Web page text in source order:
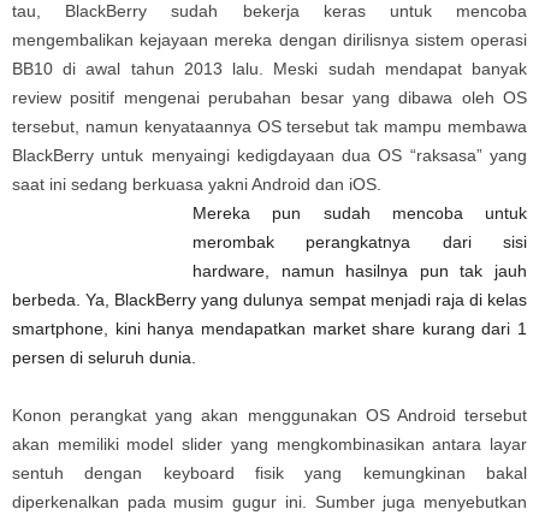
tau, BlackBerry sudah bekerja keras untuk mencoba
mengembalikan kejayaan mereka dengan dirilisnya sistem operasi
BB10 di awal tahun 2013 lalu. Meski sudah mendapat banyak
review positif mengenai perubahan besar yang dibawa oleh OS
tersebut, namun kenyataannya OS tersebut tak mampu membawa
BlackBerry untuk menyaingi kedigdayaan dua OS “raksasa” yang
saat ini sedang berkuasa yakni Android dan iOS.
Mereka pun sudah mencoba untuk
merombak perangkatnya dari sisi
hardware, namun hasilnya pun tak jauh
berbeda. Ya, BlackBerry yang dulunya sempat menjadi raja di kelas
smartphone, kini hanya mendapatkan market share kurang dari 1
persen di seluruh dunia.
Konon perangkat yang akan menggunakan OS Android tersebut
akan memiliki model slider yang mengkombinasikan antara layar
sentuh dengan keyboard fisik yang kemungkinan bakal
diperkenalkan pada musim gugur ini. Sumber juga menyebutkan